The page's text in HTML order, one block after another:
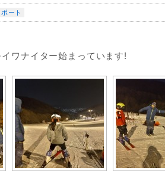
ポート
ワナイター始まっています!